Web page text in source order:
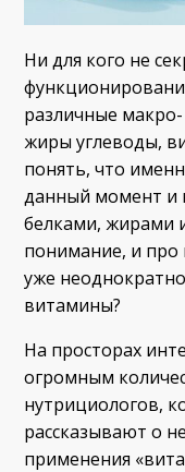
Ни для кого не
различные
жиры углеводы,
понять, что
данный момент и
белками, жирами
понимание, и
уже
витамины?
На просторах
огромным
нутрициологов,
рассказывают о
применения